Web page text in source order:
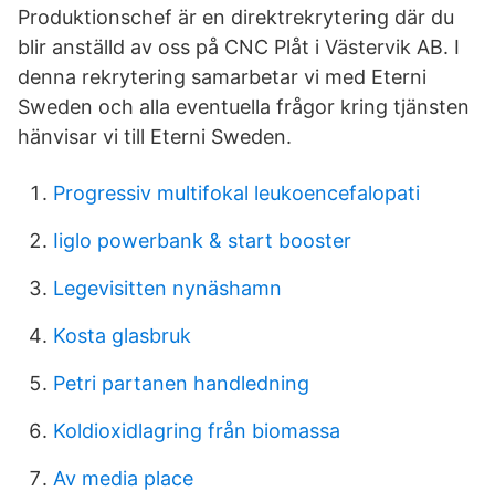
Produktionschef är en direktrekrytering där du
blir anställd av oss på CNC Plåt i Västervik AB. I
denna rekrytering samarbetar vi med Eterni
Sweden och alla eventuella frågor kring tjänsten
hänvisar vi till Eterni Sweden.
Progressiv multifokal leukoencefalopati
Iiglo powerbank & start booster
Legevisitten nynäshamn
Kosta glasbruk
Petri partanen handledning
Koldioxidlagring från biomassa
Av media place